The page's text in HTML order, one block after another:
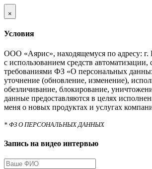
×
Условия
ООО «Аярис», находящемуся по адресу: г.
с использованием средств
требованиями ФЗ «О персональных
уточнение (обновление, изменение),
обезличивание, блокирование,
данные предоставляются в целях
меня о новых продуктах и услугах
* ФЗ О ПЕРСОНАЛЬНЫХ ДАННЫХ
Запись на видео интервью